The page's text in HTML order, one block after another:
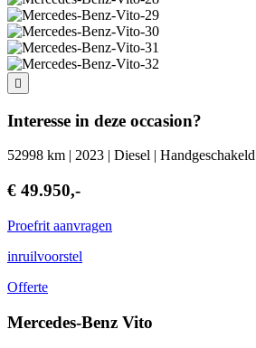
Interesse in deze occasion?
52998 km | 2023 | Diesel | Handgeschakeld
€ 49.950,-
Proefrit aanvragen
inruilvoorstel
Offerte
Mercedes-Benz Vito